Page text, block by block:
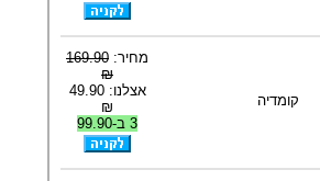
קומדיה
מחיר: 169.90
₪
אצלנו: 49.90
₪
3 ב-99.90